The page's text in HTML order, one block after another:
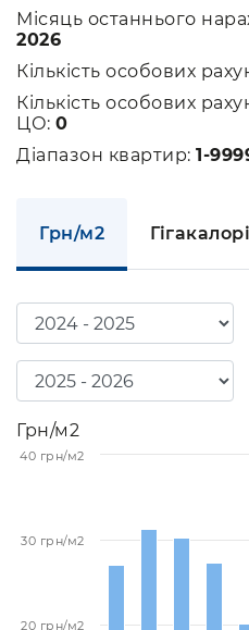
Місяць останнього
2026
Кількість особових
Кількість особових
ЦО: 0
Діапазон квартир: 1-
Грн/м2
Грн/м2
20 грн/м2
30 грн/м2
40 грн/м2